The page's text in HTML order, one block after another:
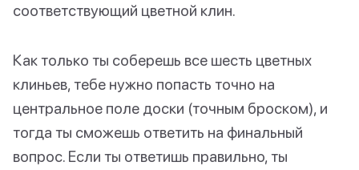
соответствующий цветной клин.
Как только ты соберешь все шесть цветных
клиньев, тебе нужно попасть точно на
центральное поле доски (точным броском), и
тогда ты сможешь ответить на финальный
вопрос. Если ты ответишь правильно, ты